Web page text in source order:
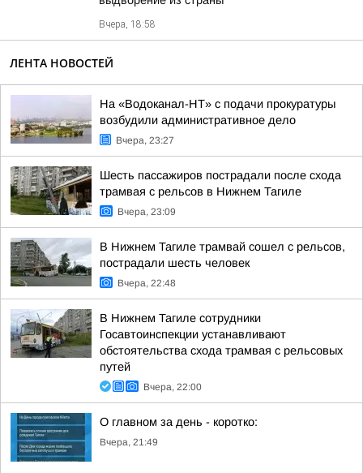
Вчера, 18:58
ЛЕНТА НОВОСТЕЙ
На «Водоканал-НТ» с подачи прокуратуры
возбудили административное дело
Вчера, 23:27
Шесть пассажиров пострадали после схода
трамвая с рельсов в Нижнем Тагиле
Вчера, 23:09
В Нижнем Тагиле трамвай сошел с рельсов,
пострадали шесть человек
Вчера, 22:48
В Нижнем Тагиле сотрудники
Госавтоинспекции устанавливают
обстоятельства схода трамвая с рельсовых
путей
Вчера, 22:00
О главном за день - коротко:
Вчера, 21:49